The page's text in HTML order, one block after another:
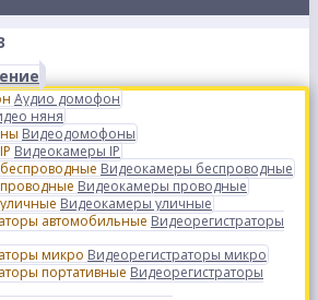
Аудио домофон
няня
Видеодомофоны
Видеокамеры IP
Видеокамеры беспроводные
Видеокамеры проводные
Видеокамеры уличные
Видеорегистраторы
Видеорегистраторы микро
Видеорегистраторы